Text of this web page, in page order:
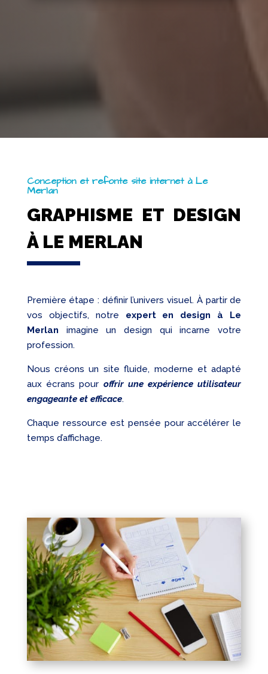
Conception et refonte site internet à Le
Merlan
GRAPHISME ET DESIGN
À LE MERLAN
Première étape : définir l’univers visuel. À partir de
vos objectifs, notre expert en design à Le
Merlan imagine un design qui incarne votre
profession.
Nous créons un site fluide, moderne et adapté
aux écrans pour offrir une expérience utilisateur
engageante et efficace.
Chaque ressource est pensée pour accélérer le
temps d’affichage.